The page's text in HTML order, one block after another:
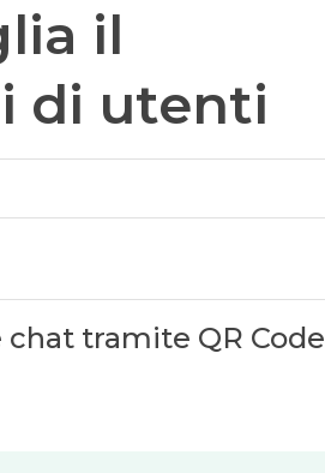
il
di utenti
tramite QR Code